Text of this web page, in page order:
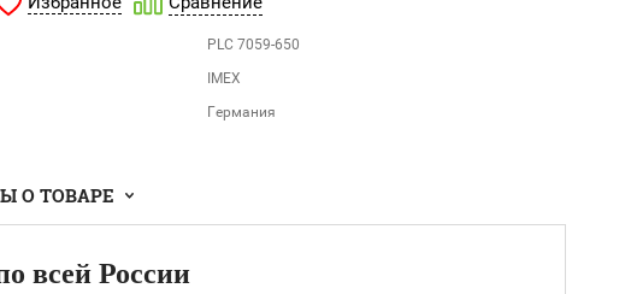
PLC 7059-650
IMEX
Германия
О ТОВАРЕ
всей России